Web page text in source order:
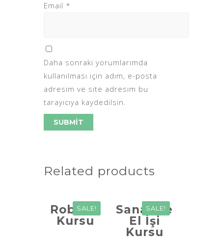
Email *
Daha sonraki yorumlarımda
kullanılması için adım, e-posta
adresim ve site adresim bu
tarayıcıya kaydedilsin.
Related products
SALE!
Robotik
Kursu
SALE!
Sanat ve
El İşi
Kursu